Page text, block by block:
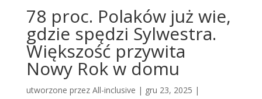
78 proc. Polaków już wie,
gdzie spędzi Sylwestra.
Większość przywita
Nowy Rok w domu
utworzone przez All-inclusive | gru 23, 2025 |